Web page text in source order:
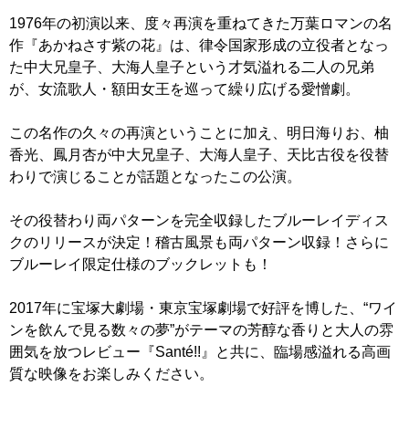
1976年の初演以来、度々再演を重ねてきた万葉ロマンの名
作『あかねさす紫の花』は、律令国家形成の立役者となっ
た中大兄皇子、大海人皇子という才気溢れる二人の兄弟
が、女流歌人・額田女王を巡って繰り広げる愛憎劇。
この名作の久々の再演ということに加え、明日海りお、柚
香光、鳳月杏が中大兄皇子、大海人皇子、天比古役を役替
わりで演じることが話題となったこの公演。
その役替わり両パターンを完全収録したブルーレイディス
クのリリースが決定！稽古風景も両パターン収録！さらに
ブルーレイ限定仕様のブックレットも！
2017年に宝塚大劇場・東京宝塚劇場で好評を博した、“ワイ
ンを飲んで見る数々の夢”がテーマの芳醇な香りと大人の雰
囲気を放つレビュー『Santé!!』と共に、臨場感溢れる高画
質な映像をお楽しみください。